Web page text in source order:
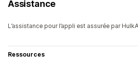
Assistance
L’assistance pour l’appli est assurée par
Ressources